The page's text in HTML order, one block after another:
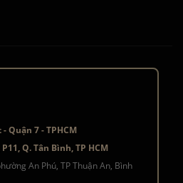
Quận 7 - TPHCM
Q. Tân Bình, TP HCM
An Phú, TP Thuận An, Bình